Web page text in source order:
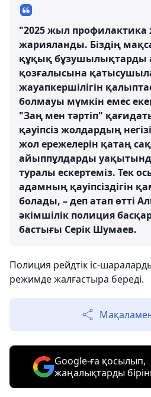
"2025 жыл
жарияланды. Біздің
құқық бұзушылықтарды
қозғалысына
жауапкершілігін
болмауы мүмкін емес
"Заң мен тәртіп"
қауіпсіз жолдардың
жол ережелерін қатаң
айыппұлдарды
туралы ескертеміз. Тек
адамның қауіпсіздігін
болады, – деп атап өтті
әкімшілік полиция
бастығы Серік Шумаев.
Полиция рейдтік іс-
режимде жалғастыра береді.
Google-ға қосылып,
жаңалықтарды